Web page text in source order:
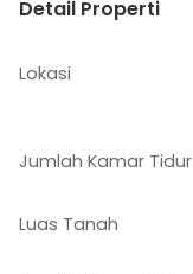
Detail Properti
Lokasi
Jumlah Kamar Tidur
Luas Tanah